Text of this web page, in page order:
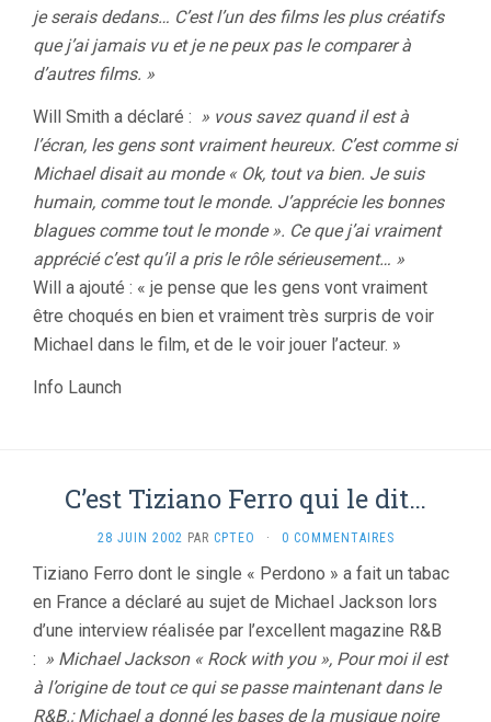
je serais dedans… C’est l’un des films les plus créatifs
que j’ai jamais vu et je ne peux pas le comparer à
d’autres films. »
Will Smith a déclaré : » vous savez quand il est à
l’écran, les gens sont vraiment heureux. C’est comme si
Michael disait au monde « Ok, tout va bien. Je suis
humain, comme tout le monde. J’apprécie les bonnes
blagues comme tout le monde ». Ce que j’ai vraiment
apprécié c’est qu’il a pris le rôle sérieusement… »
Will a ajouté : « je pense que les gens vont vraiment
être choqués en bien et vraiment très surpris de voir
Michael dans le film, et de le voir jouer l’acteur. »
Info Launch
C’est Tiziano Ferro qui le dit…
28 JUIN 2002 PAR CPTEO · 0 COMMENTAIRES
Tiziano Ferro dont le single « Perdono » a fait un tabac
en France a déclaré au sujet de Michael Jackson lors
d’une interview réalisée par l’excellent magazine R&B
: » Michael Jackson « Rock with you », Pour moi il est
à l’origine de tout ce qui se passe maintenant dans le
R&B.; Michael a donné les bases de la musique noire